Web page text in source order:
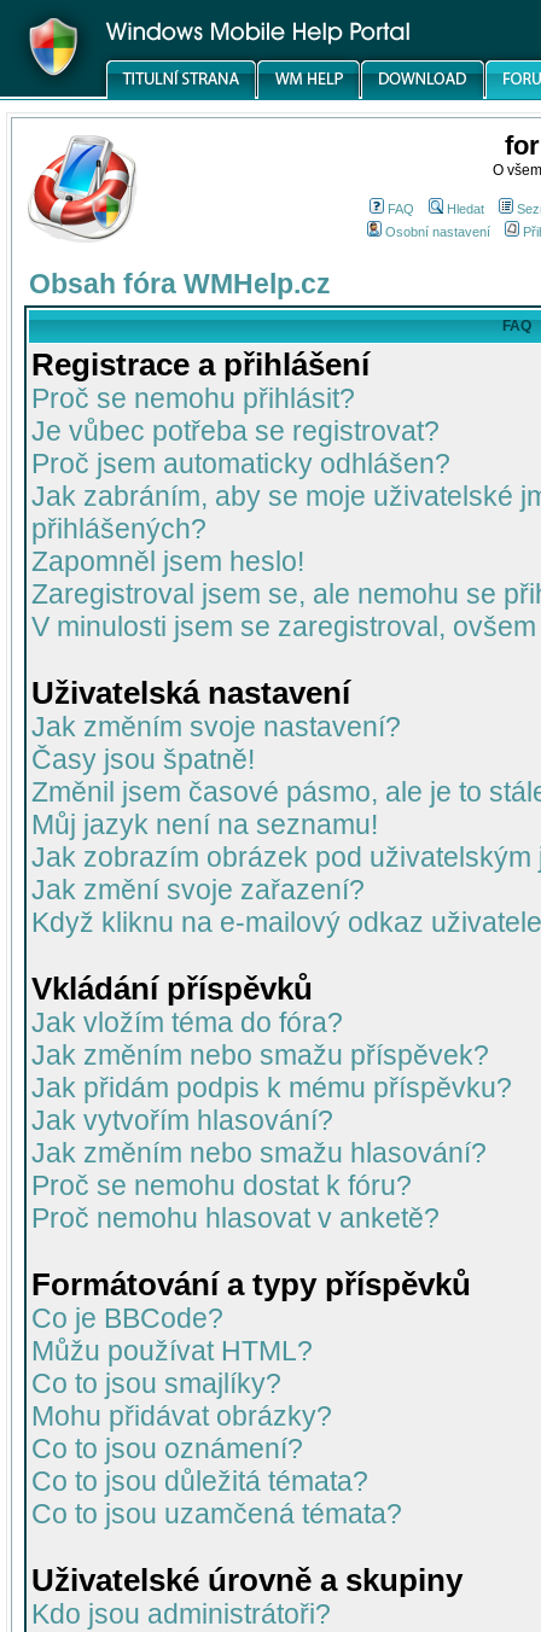
O
FAQ Hledat
Osobní nastavení
Obsah fóra WMHelp.cz
FAQ
Registrace a přihlášení
Proč se nemohu přihlásit?
Je vůbec potřeba se registrovat?
Proč jsem automaticky odhlášen?
Jak zabráním, aby se moje uživatelské
přihlášených?
Zapomněl jsem heslo!
Zaregistroval jsem se, ale nemohu se
V minulosti jsem se zaregistroval,
Uživatelská nastavení
Jak změním svoje nastavení?
Časy jsou špatně!
Změnil jsem časové pásmo, ale je to
Můj jazyk není na seznamu!
Jak zobrazím obrázek pod uživatelským
Jak změní svoje zařazení?
Když kliknu na e-mailový odkaz
Vkládání příspěvků
Jak vložím téma do fóra?
Jak změním nebo smažu příspěvek?
Jak přidám podpis k mému příspěvku?
Jak vytvořím hlasování?
Jak změním nebo smažu hlasování?
Proč se nemohu dostat k fóru?
Proč nemohu hlasovat v anketě?
Formátování a typy příspěvků
Co je BBCode?
Můžu používat HTML?
Co to jsou smajlíky?
Mohu přidávat obrázky?
Co to jsou oznámení?
Co to jsou důležitá témata?
Co to jsou uzamčená témata?
Uživatelské úrovně a skupiny
Kdo jsou administrátoři?